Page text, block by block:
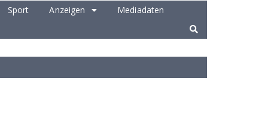
Sport Anzeigen
Mediadaten